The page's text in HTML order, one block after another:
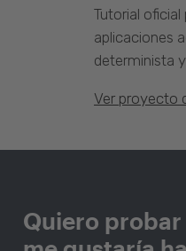
Tutorial
aplicaciones
determinista
Ver proyecto
Quiero probar